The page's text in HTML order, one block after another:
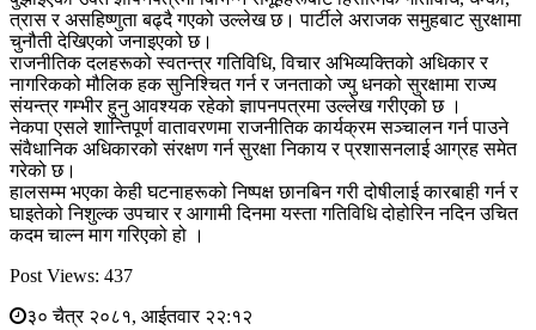
त्रास र असहिष्णुता बढ्दै गएको उल्लेख छ। पार्टीले अराजक समुहबाट सुरक्षामा
चुनौती देखिएको जनाइएको छ।
राजनीतिक दलहरूको स्वतन्त्र गतिविधि, विचार अभिव्यक्तिको अधिकार र
नागरिकको मौलिक हक सुनिश्चित गर्न र जनताको ज्यु धनको सुरक्षामा राज्य
संयन्त्र गम्भीर हुनु आवश्यक रहेको ज्ञापनपत्रमा उल्लेख गरीएको छ ।
नेकपा एसले शान्तिपूर्ण वातावरणमा राजनीतिक कार्यक्रम सञ्चालन गर्न पाउने
संवैधानिक अधिकारको संरक्षण गर्न सुरक्षा निकाय र प्रशासनलाई आग्रह समेत
गरेको छ।
हालसम्म भएका केही घटनाहरूको निष्पक्ष छानबिन गरी दोषीलाई कारबाही गर्न र
घाइतेको निशुल्क उपचार र आगामी दिनमा यस्ता गतिविधि दोहोरिन नदिन उचित
कदम चाल्न माग गरिएको हो ।
Post Views: 437
३० चैत्र २०८१, आईतवार २२:१२